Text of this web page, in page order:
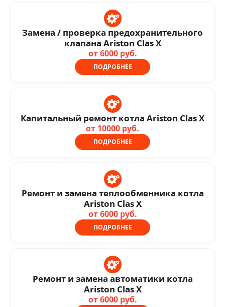
Замена / проверка предохранительного
клапана Ariston Clas X
от 6000 руб.
ПОДРОБНЕЕ
Капитальный ремонт котла Ariston Clas X
от 10000 руб.
ПОДРОБНЕЕ
Ремонт и замена теплообменника котла
Ariston Clas X
от 6000 руб.
ПОДРОБНЕЕ
Ремонт и замена автоматики котла
Ariston Clas X
от 6000 руб.